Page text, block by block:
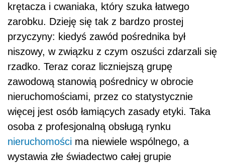
krętacza i cwaniaka, który szuka łatwego
zarobku. Dzieję się tak z bardzo prostej
przyczyny: kiedyś zawód pośrednika był
niszowy, w związku z czym oszuści zdarzali się
rzadko. Teraz coraz liczniejszą grupę
zawodową stanowią pośrednicy w obrocie
nieruchomościami, przez co statystycznie
więcej jest osób łamiących zasady etyki. Taka
osoba z profesjonalną obsługą rynku
nieruchomości ma niewiele wspólnego, a
wystawia złe świadectwo całej grupie